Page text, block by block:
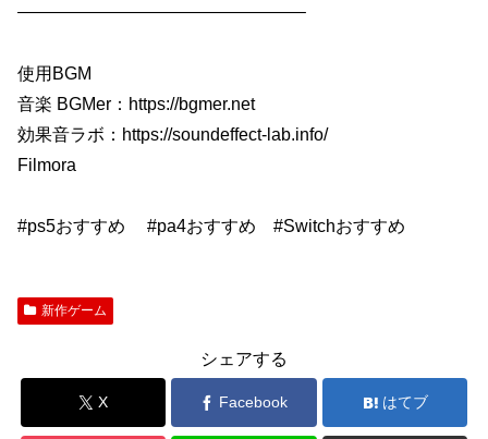
————————————————–
使用BGM
音楽 BGMer：https://bgmer.net
効果音ラボ：https://soundeffect-lab.info/
Filmora
#ps5おすすめ #pa4おすすめ #Switchおすすめ
新作ゲーム
シェアする
X Facebook はてブ